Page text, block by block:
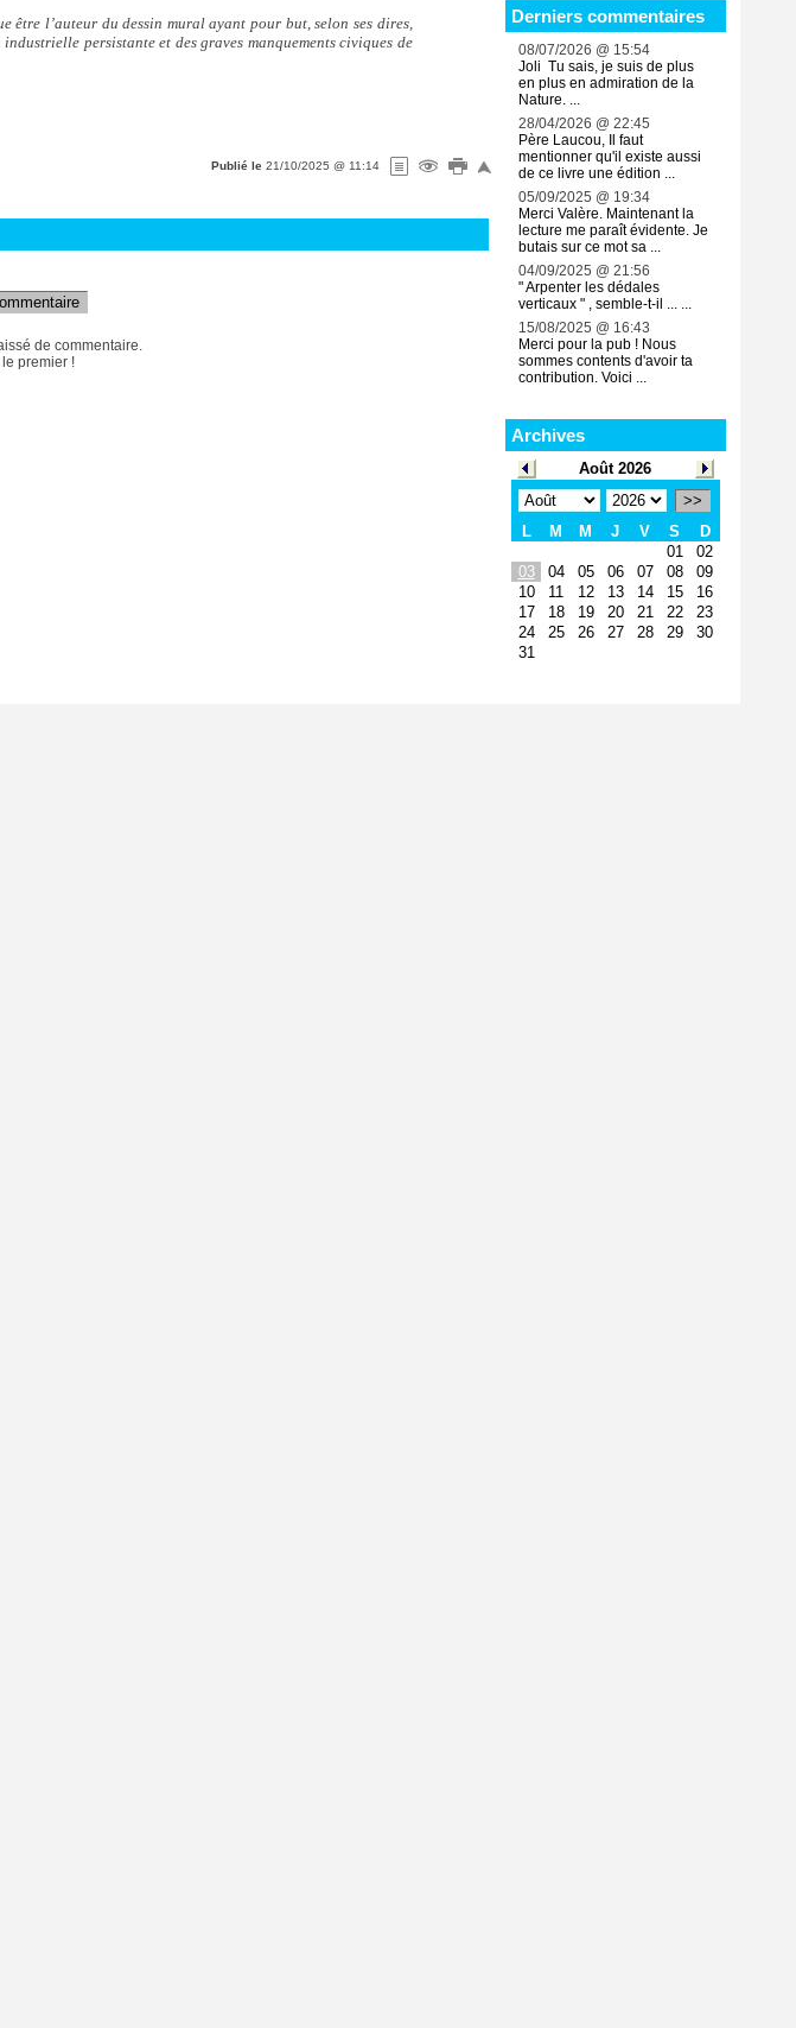
être l’auteur du dessin mural ayant pour but, selon ses dires,
persistante et des graves manquements civiques de
Publié le 21/10/2025 @ 11:14
de commentaire.
premier !
Derniers commentaires
08/07/2026 @ 15:54
Joli Tu sais, je suis de plus
en plus en admiration de la
Nature. ...
28/04/2026 @ 22:45
Père Laucou, Il faut
mentionner qu'il existe aussi
de ce livre une édition ...
05/09/2025 @ 19:34
Merci Valère. Maintenant la
lecture me paraît évidente. Je
butais sur ce mot sa ...
04/09/2025 @ 21:56
" Arpenter les dédales
verticaux " , semble-t-il ... ...
15/08/2025 @ 16:43
Merci pour la pub ! Nous
sommes contents d'avoir ta
contribution. Voici ...
Archives
Août 2026
>>
L
M M J V S
D
01
02
03
04 05 06 07 08
09
10
11 12 13 14 15
16
17
18 19 20 21 22
23
24
25 26 27 28 29
30
31